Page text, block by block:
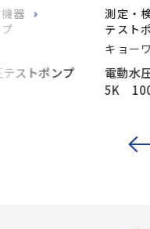
器
ストポンプ
測定・
テスト
キョーワ
電動水
5K